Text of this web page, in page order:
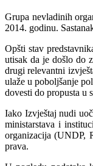
Grupa nevladinih
2014. godinu.
Opšti stav
utisak da je došlo do
drugi relevantni
ulaže u poboljšanje
dovesti do propusta u
Iako Izvještaj nudi
ministarstava i
organizacija (UNDP,
prava.